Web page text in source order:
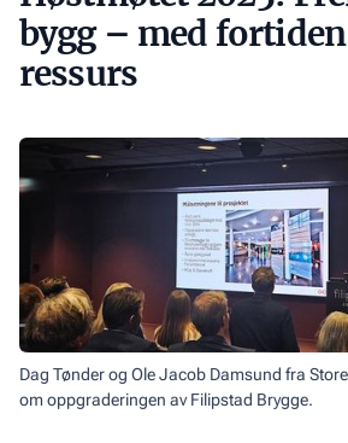
bygg – med
ressurs
Dag Tønder og Ole Jacob Damsund fra
om oppgraderingen av Filipstad Brygge.